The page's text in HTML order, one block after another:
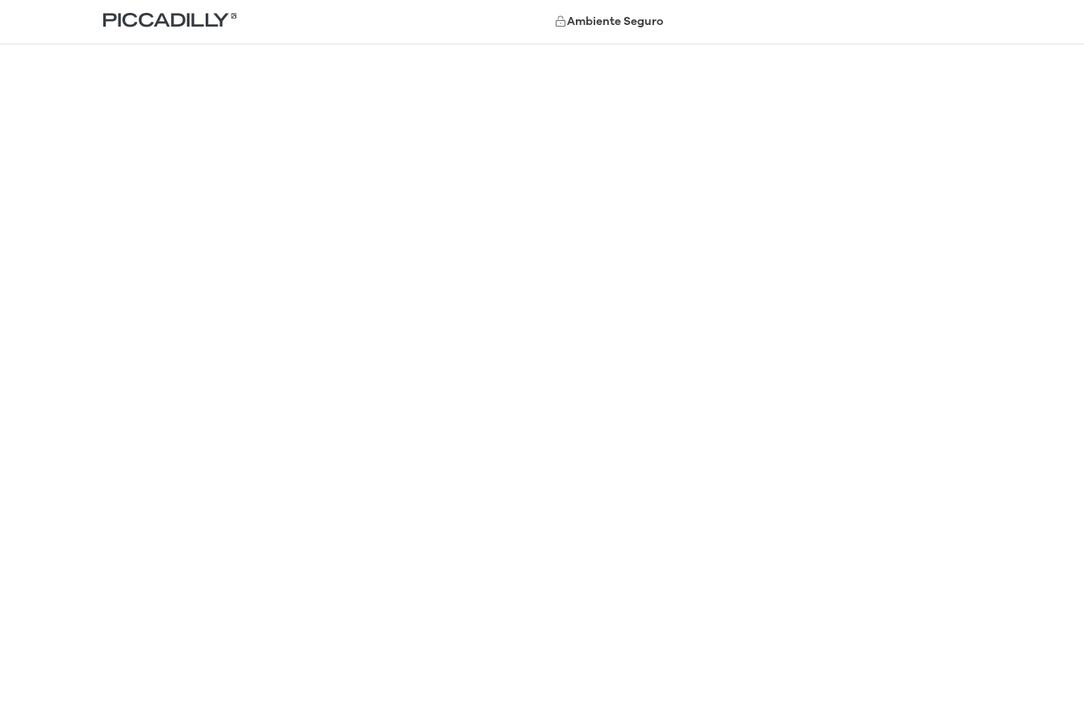
Ambiente Seguro